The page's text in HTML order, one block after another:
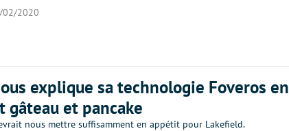
02/2020
explique sa technologie Foveros en
gâteau et pancake
nous mettre suffisamment en appétit pour Lakefield.